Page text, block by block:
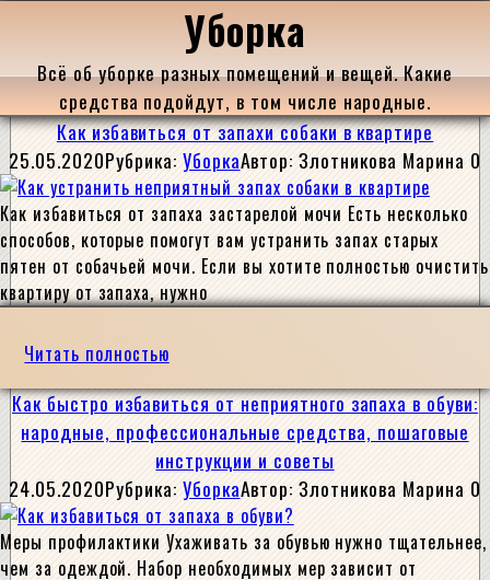
Уборка
Всё об уборке разных помещений и вещей. Какие
средства подойдут, в том числе народные.
Как избавиться от запахи собаки в квартире
25.05.2020Рубрика: УборкаАвтор: Злотникова Марина 0
Как избавиться от запаха застарелой мочи Есть несколько
способов, которые помогут вам устранить запах старых
пятен от собачьей мочи. Если вы хотите полностью очистить
квартиру от запаха, нужно
Читать полностью
Как быстро избавиться от неприятного запаха в обуви:
народные, профессиональные средства, пошаговые
инструкции и советы
24.05.2020Рубрика: УборкаАвтор: Злотникова Марина 0
Меры профилактики Ухаживать за обувью нужно тщательнее,
чем за одеждой. Набор необходимых мер зависит от